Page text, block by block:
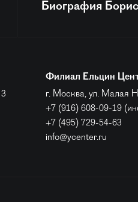
Биография
Филиал Ельцин
г. Москва, ул. Малая
+7 (916) 608-09-19
+7 (495) 729-54-63
info@ycenter.ru